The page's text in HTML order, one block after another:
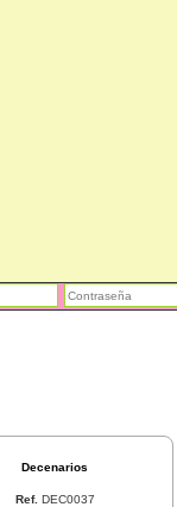
Decenarios
Ref. DEC0037